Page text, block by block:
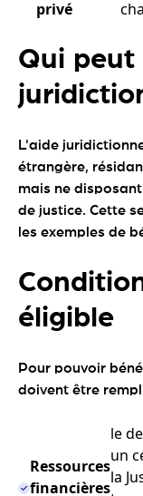
privé
Qui
L'aide
étrangère,
mais ne
de justice. Cette
les exemples de
éligible
Pour pouvoir
doivent être
Ressources
financières
le
un
la